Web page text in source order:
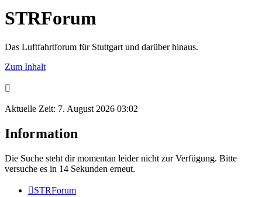
STRForum
Das Luftfahrtforum für Stuttgart und darüber hinaus.
Zum Inhalt
Aktuelle Zeit: 7. August 2026 03:02
Information
Die Suche steht dir momentan leider nicht zur Verfügung. Bitte
versuche es in 14 Sekunden erneut.
STRForum